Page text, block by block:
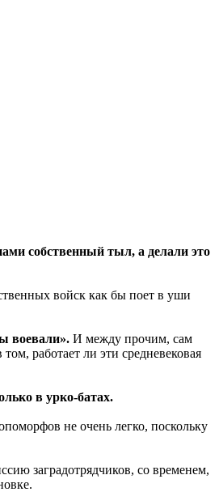
собственный тыл, а делали это
войск как бы поет в уши
воевали». И между прочим, сам
работает ли эти средневековая
в урко-батах.
не очень легко, поскольку
заградотрядчиков, со временем,